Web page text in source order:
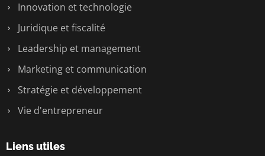
Innovation et technologie
Juridique et fiscalité
Leadership et management
Marketing et communication
Stratégie et développement
Vie d'entrepreneur
Liens utiles